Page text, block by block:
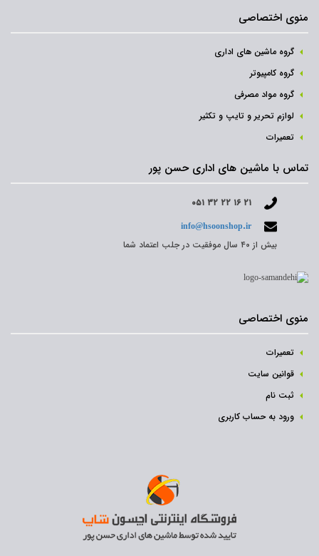
منوی اختصاصی
گروه ماشین های اداری
گروه کامپیوتر
گروه مواد مصرفی
لوازم تحریر و تایپ و تکثیر
تعمیرات
تماس با ماشین های اداری حسن پور
۰۵۱ ۳۲ ۲۲ ۱۶ ۲۱
info@hsoonshop.ir
بیش از ۴۰ سال موفقیت در جلب اعتماد شما
منوی اختصاصی
تعمیرات
قوانین سایت
ثبت نام‌
ورود به حساب کاربری